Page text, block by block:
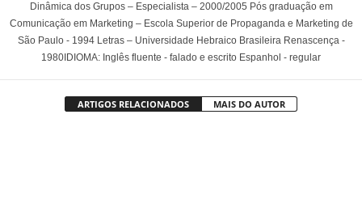
Dinâmica dos Grupos – Especialista – 2000/2005 Pós graduação em
Comunicação em Marketing – Escola Superior de Propaganda e Marketing de
São Paulo - 1994 Letras – Universidade Hebraico Brasileira Renascença -
1980IDIOMA: Inglês fluente - falado e escrito Espanhol - regular
ARTIGOS RELACIONADOS MAIS DO AUTOR